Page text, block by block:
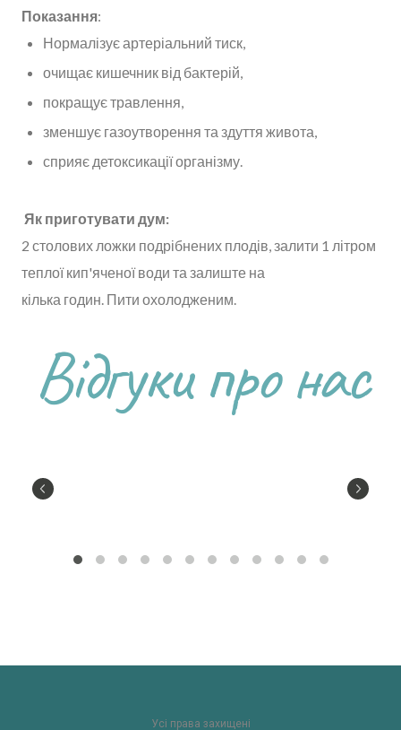
Показання:
Нормалізує артеріальний тиск,
очищає кишечник від бактерій,
покращує травлення,
зменшує газоутворення та здуття живота,
сприяє детоксикації організму.
Як приготувати дум:
2 столових ложки подрібнених плодів, залити 1 літром
теплої кип'яченої води та залиште на
кілька годин. Пити охолодженим.
Відгуки про нас
Усі права захищені